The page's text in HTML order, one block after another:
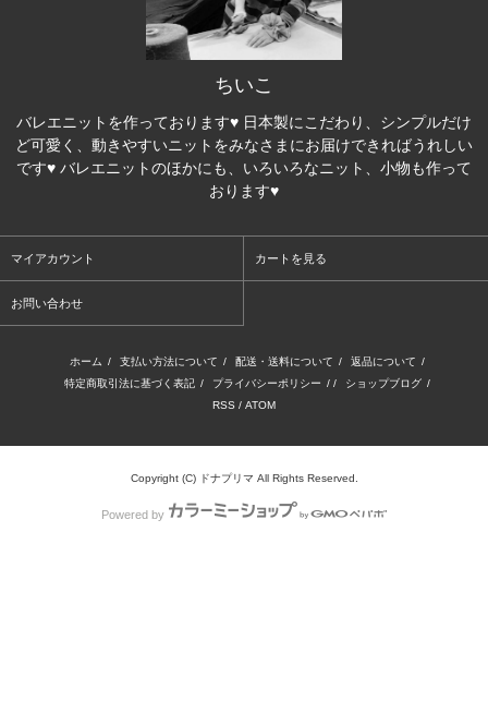
ちいこ
バレエニットを作っております♥ 日本製にこだわり、シンプルだけ
ど可愛く、動きやすいニットをみなさまにお届けできればうれしい
です♥ バレエニットのほかにも、いろいろなニット、小物も作って
おります♥
マイアカウント カートを見る
お問い合わせ
ホーム / 支払い方法について / 配送・送料について / 返品について /
特定商取引法に基づく表記 / プライバシーポリシー / / ショップブログ /
RSS / ATOM
Copyright (C) ドナプリマ All Rights Reserved.
Powered by